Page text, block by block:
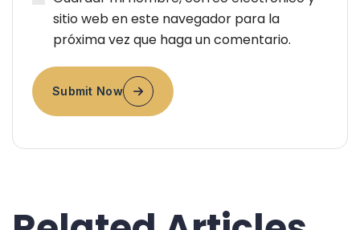
sitio web en este navegador para la
próxima vez que haga un comentario.
Submit Now